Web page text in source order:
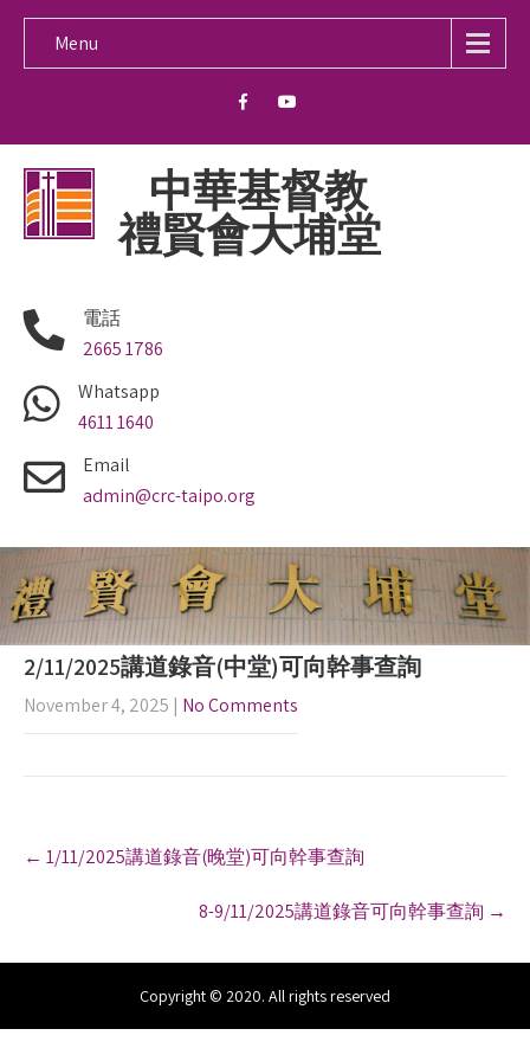
Menu
中華基督教
禮賢會大埔堂
電話
2665 1786
Whatsapp
4611 1640
Email
admin@crc-taipo.org
2/11/2025講道錄音(中堂)可向幹事查詢
November 4, 2025 | No Comments
o
a
i
← 1/11/2025講道錄音(晚堂)可向幹事查詢
8-9/11/2025講道錄音可向幹事查詢 →
Copyright © 2020. All rights reserved